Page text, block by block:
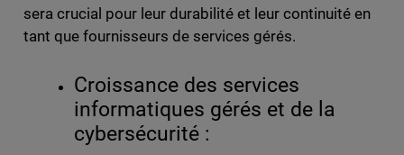
sera crucial pour leur durabilité et leur continuité en
tant que fournisseurs de services gérés.
Croissance des services
informatiques gérés et de la
cybersécurité :